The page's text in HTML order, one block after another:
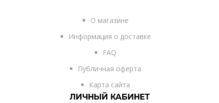
О магазине
Информация о доставке
FAQ
Публичная оферта
Карта сайта
ЛИЧНЫЙ КАБИНЕТ